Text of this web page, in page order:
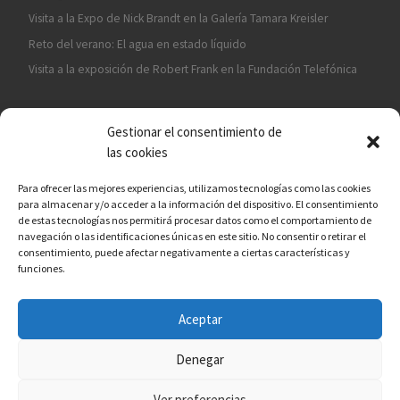
Gestionar el consentimiento de
las cookies
Para ofrecer las mejores experiencias, utilizamos tecnologías como las cookies
para almacenar y/o acceder a la información del dispositivo. El consentimiento
de estas tecnologías nos permitirá procesar datos como el comportamiento de
navegación o las identificaciones únicas en este sitio. No consentir o retirar el
consentimiento, puede afectar negativamente a ciertas características y
funciones.
Aceptar
Denegar
Visita a la Expo de Nick Brandt en la Galería Tamara Kreisler
Reto del verano: El agua en estado líquido
Visita a la exposición de Robert Frank en la Fundación Telefónica
¡ASÓCIATE A CÁMARA EN MANO!
© 2026Asociación fotográfica Cámara en mano– Todos los
derechos reservados